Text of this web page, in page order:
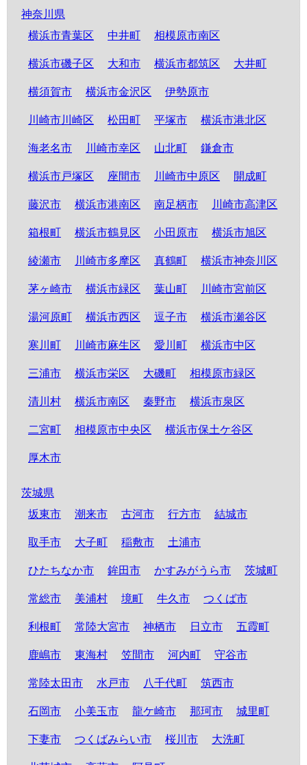
神奈川県
横浜市青葉区
中井町 相模原市南区
横浜市磯子区 大和市 横浜市都筑区 大井町
横須賀市 横浜市金沢区 伊勢原市
川崎市川崎区 松田町 平塚市 横浜市港北区
海老名市 川崎市幸区 山北町 鎌倉市
横浜市戸塚区 座間市 川崎市中原区 開成町
藤沢市 横浜市港南区 南足柄市 川崎市高津区
箱根町 横浜市鶴見区 小田原市 横浜市旭区
綾瀬市 川崎市多摩区 真鶴町 横浜市神奈川区
茅ヶ崎市 横浜市緑区 葉山町 川崎市宮前区
湯河原町 横浜市西区 逗子市 横浜市瀬谷区
寒川町 川崎市麻生区 愛川町 横浜市中区
三浦市 横浜市栄区 大磯町 相模原市緑区
清川村 横浜市南区 秦野市 横浜市泉区
二宮町 相模原市中央区 横浜市保土ケ谷区
厚木市
茨城県
坂東市
潮来市 古河市 行方市 結城市
取手市 大子町 稲敷市 土浦市
ひたちなか市 鉾田市 かすみがうら市 茨城町
常総市 美浦村 境町 牛久市 つくば市
利根町 常陸大宮市 神栖市 日立市 五霞町
鹿嶋市 東海村 笠間市 河内町 守谷市
常陸太田市 水戸市 八千代町 筑西市
石岡市 小美玉市 龍ケ崎市 那珂市 城里町
下妻市 つくばみらい市 桜川市 大洗町